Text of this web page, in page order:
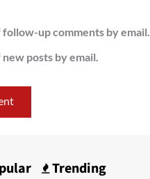
up comments by email.
posts by email.
Trending